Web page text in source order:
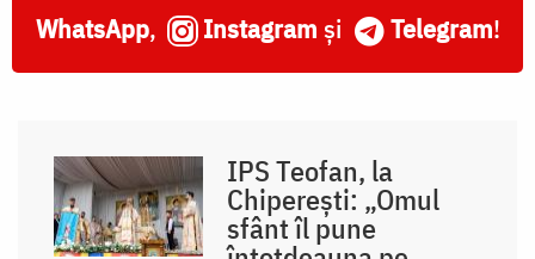
WhatsApp, Instagram și Telegram!
IPS Teofan, la
Chiperești: „Omul
sfânt îl pune